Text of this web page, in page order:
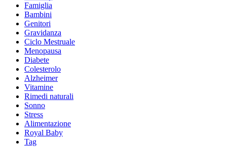
Famiglia
Bambini
Genitori
Gravidanza
Ciclo Mestruale
Menopausa
Diabete
Colesterolo
Alzheimer
Vitamine
Rimedi naturali
Sonno
Stress
Alimentazione
Royal Baby
Tag